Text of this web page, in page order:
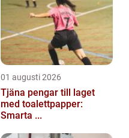
01 augusti 2026
Tjäna pengar till laget
med toalettpapper:
Smarta ...